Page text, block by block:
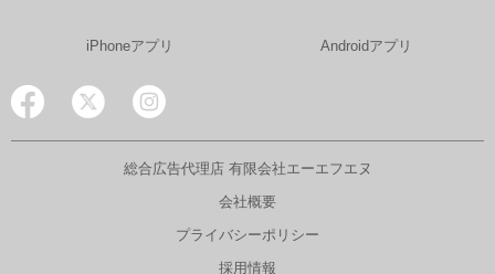
iPhoneアプリ Androidアプリ
総合広告代理店 有限会社エーエフエヌ
会社概要
プライバシーポリシー
採用情報